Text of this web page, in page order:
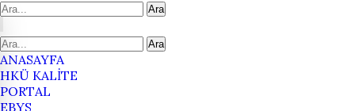
Ara
Ara
ANASAYFA
HKÜ KALİTE
PORTAL
EBYS